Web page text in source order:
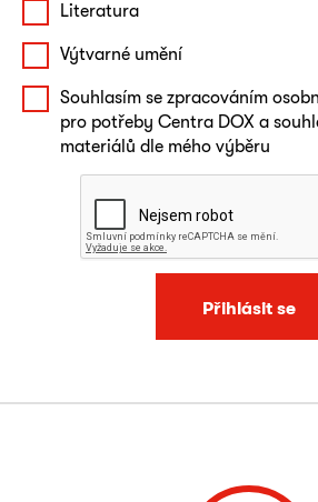
Literatura
Výtvarné umění
Souhlasím se zpracováním
pro potřeby Centra DOX a
materiálů dle mého výběru
Přihlásit se